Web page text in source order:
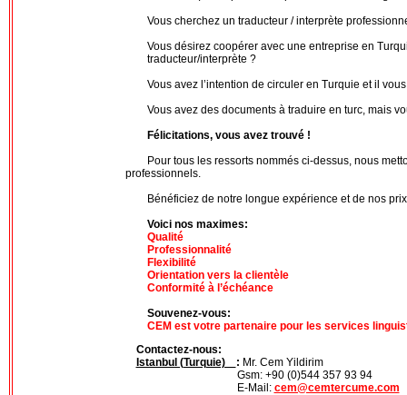
Vous cherchez un traducteur / interprète
Vous désirez coopérer avec une entreprise en
traducteur/interprète ?
Vous avez l’intention de circuler en Turquie et il
Vous avez des documents à traduire en turc, mais
Félicitations, vous avez trouvé !
Pour tous les ressorts nommés ci-dessus, nous
professionnels.
Bénéficiez de notre longue expérience et de nos
Voici nos maximes:
Qualité
Professionnalité
Flexibilité
Orientation vers la clientèle
Conformité à l’échéance
Souvenez-vous:
CEM est votre partenaire pour les services
Contactez-nous:
Istanbul (Turquie)
: Mr. Cem Yildirim
Gsm: +90 (0)544 357 93 94
E-Mail: cem@cemtercume.com